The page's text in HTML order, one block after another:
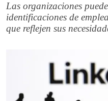
Las organizaciones
identificaciones de
que reflejen sus